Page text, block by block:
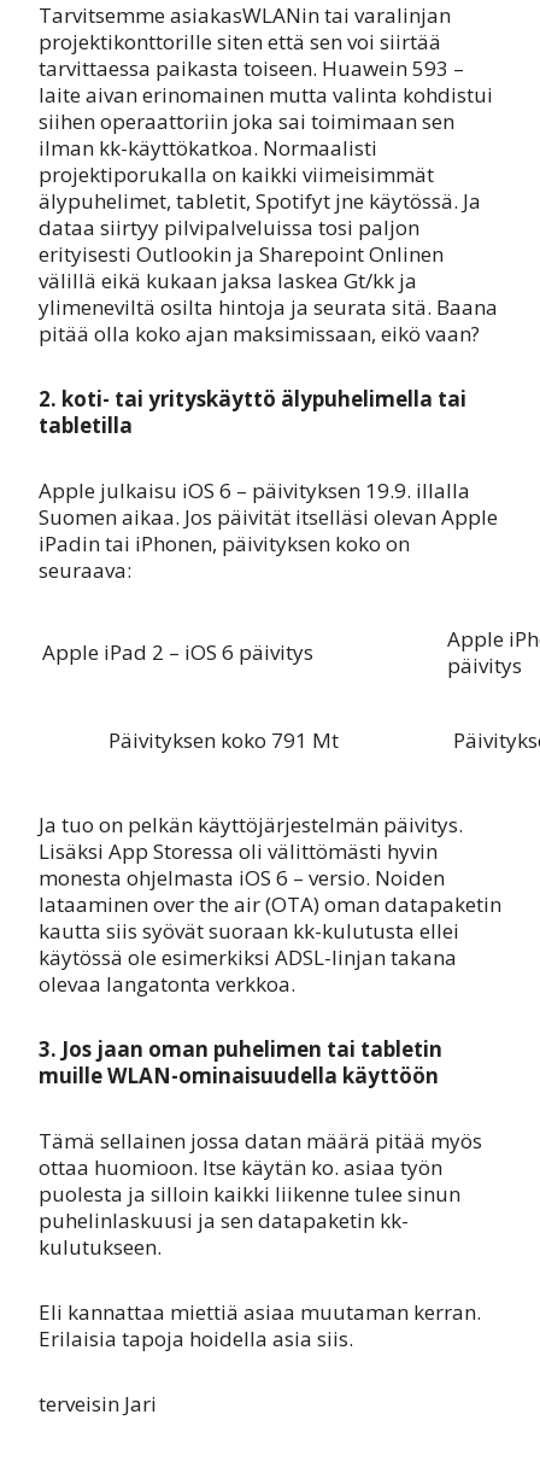
Tarvitsemme asiakasWLANin tai varalinjan
projektikonttorille siten että sen voi siirtää
tarvittaessa paikasta toiseen. Huawein 593 –
laite aivan erinomainen mutta valinta kohdistui
siihen operaattoriin joka sai toimimaan sen
ilman kk-käyttökatkoa. Normaalisti
projektiporukalla on kaikki viimeisimmät
älypuhelimet, tabletit, Spotifyt jne käytössä. Ja
dataa siirtyy pilvipalveluissa tosi paljon
erityisesti Outlookin ja Sharepoint Onlinen
välillä eikä kukaan jaksa laskea Gt/kk ja
ylimeneviltä osilta hintoja ja seurata sitä. Baana
pitää olla koko ajan maksimissaan, eikö vaan?
2. koti- tai yrityskäyttö älypuhelimella tai
tabletilla
Apple julkaisu iOS 6 – päivityksen 19.9. illalla
Suomen aikaa. Jos päivität itselläsi olevan Apple
iPadin tai iPhonen, päivityksen koko on
seuraava:
Apple iPad 2 – iOS 6 päivitys
Apple
päivitys
Päivityksen koko 791 Mt
Ja tuo on pelkän käyttöjärjestelmän päivitys.
Lisäksi App Storessa oli välittömästi hyvin
monesta ohjelmasta iOS 6 – versio. Noiden
lataaminen over the air (OTA) oman datapaketin
kautta siis syövät suoraan kk-kulutusta ellei
käytössä ole esimerkiksi ADSL-linjan takana
olevaa langatonta verkkoa.
3. Jos jaan oman puhelimen tai tabletin
muille WLAN-ominaisuudella käyttöön
Tämä sellainen jossa datan määrä pitää myös
ottaa huomioon. Itse käytän ko. asiaa työn
puolesta ja silloin kaikki liikenne tulee sinun
puhelinlaskuusi ja sen datapaketin kk-
kulutukseen.
Eli kannattaa miettiä asiaa muutaman kerran.
Erilaisia tapoja hoidella asia siis.
terveisin Jari